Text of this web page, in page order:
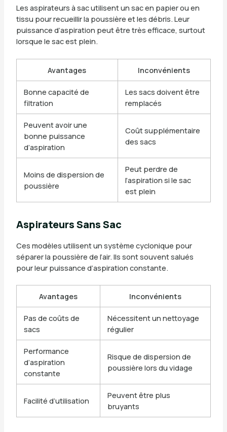
Les aspirateurs à sac utilisent un sac en papier ou en
tissu pour recueillir la poussière et les débris. Leur
puissance d’aspiration peut être très efficace, surtout
lorsque le sac est plein.
Avantages Inconvénients
Bonne capacité de
filtration
Les sacs doivent être
remplacés
Peuvent avoir une
bonne puissance
d’aspiration
Coût supplémentaire
des sacs
Moins de dispersion de
poussière
Peut perdre de
l’aspiration si le sac
est plein
Aspirateurs Sans Sac
Ces modèles utilisent un système cyclonique pour
séparer la poussière de l’air. Ils sont souvent salués
pour leur puissance d’aspiration constante.
Avantages Inconvénients
Pas de coûts de
sacs
Nécessitent un nettoyage
régulier
Performance
d’aspiration
constante
Risque de dispersion de
poussière lors du vidage
Facilité d’utilisation
Peuvent être plus
bruyants